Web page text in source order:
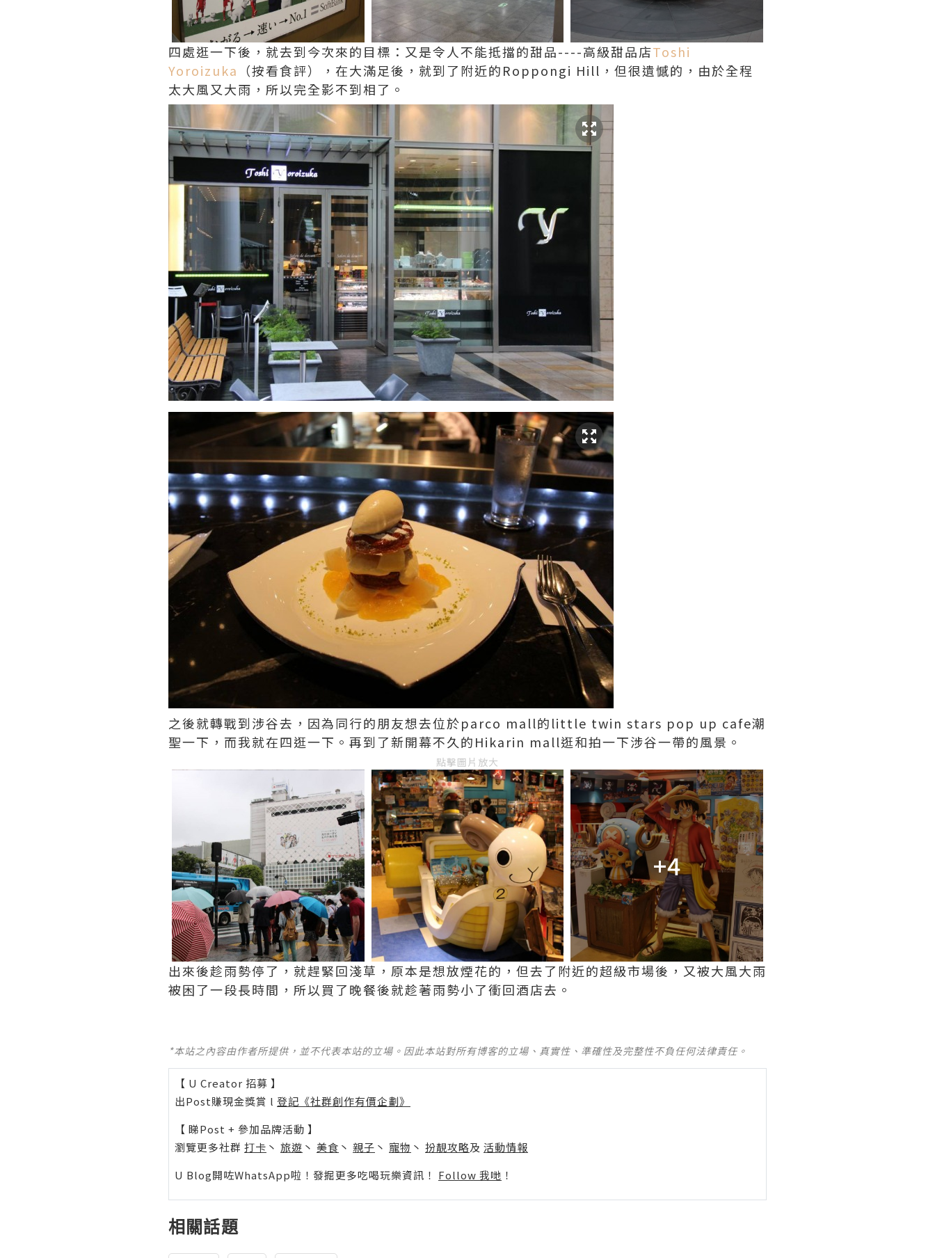
四處逛一下後，就去到今次來的目標：又是令人不能抵擋的甜品----高級甜品店Toshi
Yoroizuka （按看食評），在大滿足後，就到了附近的Roppongi Hill，但很遺憾的，由於全程
太大風又大雨，所以完全影不到相了。
之後就轉戰到涉谷去，因為同行的朋友想去位於parco mall的little twin stars pop up cafe潮
聖一下，而我就在四逛一下。再到了新開幕不久的Hikarin mall逛和拍一下涉谷一帶的風景。
點擊圖片放大
+4
出來後趁雨勢停了，就趕緊回淺草，原本是想放煙花的，但去了附近的超級市場後，又被大風大雨
被困了一段長時間，所以買了晚餐後就趁著雨勢小了衝回酒店去。
*本站之內容由作者所提供，並不代表本站的立場。因此本站對所有博客的立場、真實性、準確性及完整性不負任何法律責任。
【 U Creator 招募 】
出Post賺現金獎賞 l 登記《社群創作有價企劃》
【 睇Post + 參加品牌活動 】
瀏覽更多社群 打卡 丶 旅遊 丶 美食 丶 親子 丶 寵物 丶 扮靚攻略及 活動情報
U Blog開咗WhatsApp啦！發掘更多吃喝玩樂資訊！ Follow 我哋 ！
相關話題